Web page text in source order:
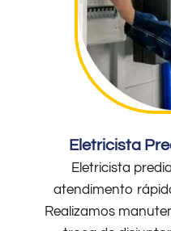
Eletricista
Eletricista
atendimento
Realizamos